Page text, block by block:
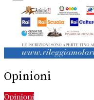
Opinioni
Opinioni